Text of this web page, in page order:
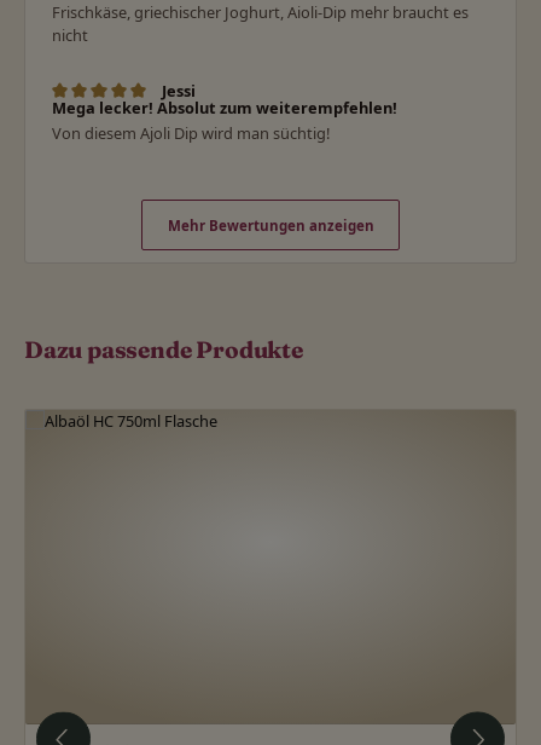
Frischkäse, griechischer Joghurt, Aioli-Dip mehr braucht es
nicht
Bewertung mit 5 von 5 Sternen
Jessi
Mega lecker! Absolut zum weiterempfehlen!
Von diesem Ajoli Dip wird man süchtig!
Mehr Bewertungen anzeigen
Dazu passende Produkte
Produktgalerie überspringen